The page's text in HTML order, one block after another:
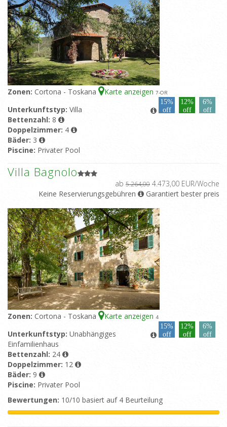
Zonen: Cortona - Toskana Karte anzeigen 7-OR
15%
off
12%
off
6%
off
Unterkunftstyp: Villa
Bettenzahl: 8
Doppelzimmer: 4
Bäder: 3
Piscine: Privater Pool
Villa Bagnolo
ab 5.264,00 4.473,00 EUR/Woche
Keine Reservierungsgebühren
Garantiert bester preis
Zonen: Cortona - Toskana Karte anzeigen 4
15%
off
12%
off
6%
off
Unterkunftstyp: Unabhängiges
Einfamilienhaus
Bettenzahl: 24
Doppelzimmer: 12
Bäder: 9
Piscine: Privater Pool
Bewertungen: 10/10 basiert auf 4 Beurteilung